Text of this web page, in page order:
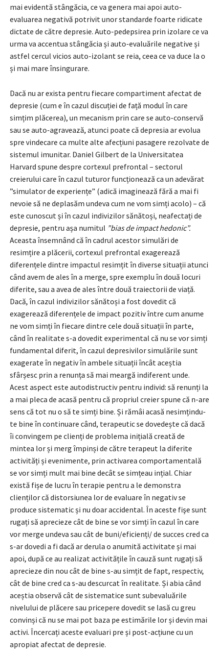
mai evidentă stângăcia, ce va genera mai apoi auto-
evaluarea negativă potrivit unor standarde foarte ridicate
dictate de către depresie. Auto-pedepsirea prin izolare ce va
urma va accentua stângăcia și auto-evaluările negative și
astfel cercul vicios auto-izolant se reia, ceea ce va duce la o
și mai mare însingurare.
Dacă nu ar exista pentru fiecare compartiment afectat de
depresie (cum e în cazul discuției de față modul în care
simțim plăcerea), un mecanism prin care se auto-conservă
sau se auto-agravează, atunci poate că depresia ar evolua
spre vindecare ca multe alte afecțiuni pasagere rezolvate de
sistemul imunitar. Daniel Gilbert de la Universitatea
Harvard spune despre cortexul prefrontal – sectorul
creierului care în cazul tuturor funcționează ca un adevărat
”simulator de experiențe” (adică imaginează fără a mai fi
nevoie să ne deplasăm undeva cum ne vom simți acolo) – că
este cunoscut și în cazul indivizilor sănătoși, neafectați de
depresie, pentru așa numitul ”bias de impact hedonic”.
Aceasta însemnând că în cadrul acestor simulări de
resimțire a plăcerii, cortexul prefrontal exagerează
diferențele dintre impactul resimțit în diverse situații atunci
când avem de ales în a merge, spre exemplu în două locuri
diferite, sau a avea de ales între două traiectorii de viață.
Dacă, în cazul indivizilor sănătoși a fost dovedit că
exagerează diferențele de impact pozitiv între cum anume
ne vom simți în fiecare dintre cele două situații în parte,
când în realitate s-a dovedit experimental că nu se vor simți
fundamental diferit, în cazul depresivilor simulările sunt
exagerate în negativ în ambele situații încât aceștia
sfârșesc prin a renunța să mai meargă indiferent unde.
Acest aspect este autodistructiv pentru individ: să renunți la
a mai pleca de acasă pentru că propriul creier spune că n-are
sens că tot nu o să te simți bine. Și rămâi acasă nesimțindu-
te bine în continuare când, terapeutic se dovedește că dacă
îi convingem pe clienți de problema inițială creată de
mintea lor și merg împinși de către terapeut la diferite
activități și evenimente, prin activarea comportamentală
se vor simți mult mai bine decât se simțeau ințial. Chiar
există fișe de lucru în terapie pentru a le demonstra
clienților că distorsiunea lor de evaluare în negativ se
produce sistematic și nu doar accidental. În aceste fişe sunt
rugați să aprecieze cât de bine se vor simți în cazul în care
vor merge undeva sau cât de buni/eficienți/ de succes cred ca
s-ar dovedi a fi dacă ar derula o anumită activitate și mai
apoi, după ce au realizat activitățile în cauză sunt rugați să
aprecieze din nou cât de bine s-au simțit de fapt, respectiv,
cât de bine cred ca s-au descurcat în realitate. Și abia când
aceștia observă cât de sistematice sunt subevaluările
nivelului de plăcere sau pricepere dovedit se lasă cu greu
convinși că nu se mai pot baza pe estimările lor și devin mai
activi. Încercați aceste evaluari pre și post-acțiune cu un
apropiat afectat de depresie.